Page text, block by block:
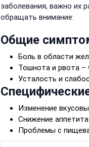
заболевания, важно их
обращать внимание:
Общие
Боль в области
Тошнота и рвота
Усталость и
Изменение
Снижение
Проблемы с